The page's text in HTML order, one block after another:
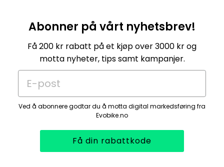
Abonner på vårt nyhetsbrev!
Få 200 kr rabatt på et kjøp over 3000 kr og
motta nyheter, tips samt kampanjer.
E-post
Ved å abonnere godtar du å motta digital markedsføring fra
Evobike.no
Få din rabattkode